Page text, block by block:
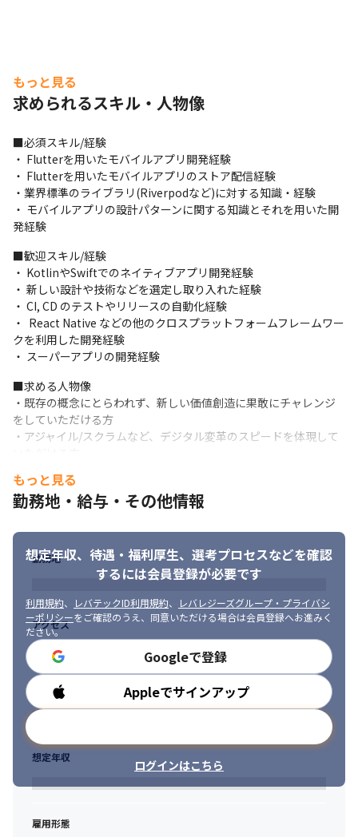
もっと見る
求められるスキル・人物像
■必須スキル/経験
・ Flutterを用いたモバイルアプリ開発経験
・ Flutterを用いたモバイルアプリのストア配信経験
・業界標準のライブラリ(Riverpodなど)に対する知識・経験
・ モバイルアプリの設計パターンに関する知識とそれを用いた開
発経験
■歓迎スキル/経験
・ KotlinやSwiftでのネイティブアプリ開発経験
・ 新しい設計や技術などを選定し取り入れた経験
・ CI, CD のテストやリリースの自動化経験
・  React Native などの他のクロスプラットフォームフレームワー
クを利用した開発経験
・ スーパーアプリの開発経験
■求める人物像
・既存の概念にとらわれず、新しい価値創造に果敢にチャレンジ
をしていただける方
・アジャイル/スクラムなど、デジタル変革のスピードを体現して
・指示通り仕事をするのではなく、自分で考え意見を言い、実行
まで移していける方
だける方
・メンバーお互いをリスペクトして、仕事をしていただける方
・ゼロからイチを創造することに価値を感じ、率先して取り組ん
・まずはやってみよう、という姿勢を持ちフレキシブルに動いて
いただける方
・問題/課題を伸びしろを捉え、スピーディーに解決し、それをノ
ウハウ化することに喜びを感じていただける方
もっと見る
勤務地・給与・その他情報
想定年収、待遇・福利厚生、 選考プロセスなどを確認
するには会員登録が必要です
利用規約、 レバテックID利用規約、
レバレジーズグループ・プライバシ
ーポリシーをご確認のうえ、同意いただける場合は会員登録へお進みく
ださい。
Googleで登録
Appleでサインアップ
ログインはこちら
勤務地
アクセス
勤務時間
想定年収
雇用形態